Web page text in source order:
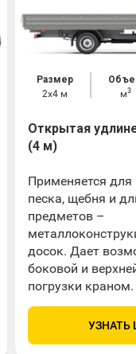
Размер
2х4 м
м3
Открытая
(4 м)
Применяется для
песка, щебня и
предметов –
досок. Дает
боковой и
погрузки краном.
УЗНАТЬ